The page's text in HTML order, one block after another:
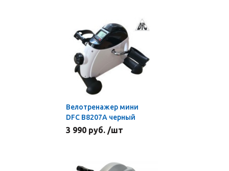
Велотренажер мини
DFC B8207A черный
3 990 руб. /шт